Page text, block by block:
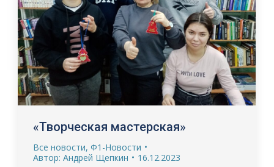
«Творческая мастерская»
Все новости, Ф1-Новости
Автор: Андрей Щепкин 16.12.2023